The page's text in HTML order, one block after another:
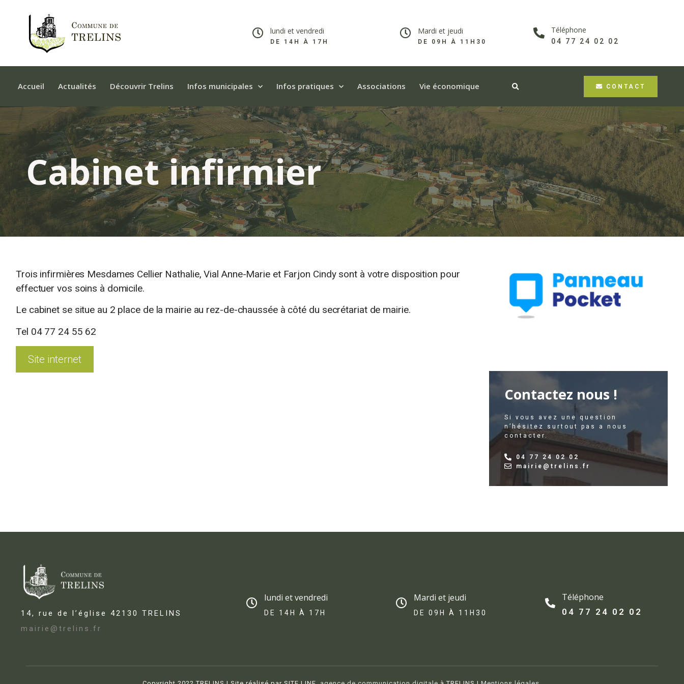
lundi et vendredi
DE 14H À 17H​
Mardi et jeudi
DE 09H À 11H30
Téléphone
04 77 24 02 02
Accueil Actualités Découvrir Trelins Infos municipales Infos pratiques Associations Vie économique CONTACT
Cabinet infirmier
Trois infirmières Mesdames Cellier Nathalie, Vial Anne-Marie et Farjon Cindy sont à votre disposition pour
effectuer vos soins à domicile.
Le cabinet se situe au 2 place de la mairie au rez-de-chaussée à côté du secrétariat de mairie.
Tel 04 77 24 55 62
Site internet
Contactez nous !
Si vous avez une question
n’hésitez surtout pas a nous
contacter.
04 77 24 02 02
mairie@trelins.fr
14, rue de l’église 42130 TRELINS
mairie@trelins.fr
lundi et vendredi
DE 14H À 17H​
Mardi et jeudi
DE 09H À 11H30
Téléphone
04 77 24 02 02